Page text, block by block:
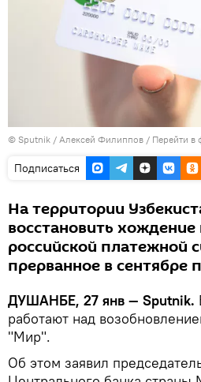
© Sputnik / Алексей Филиппов / Перейти в
Подписаться
На территории
восстановить
российской платежной
прерванное в сентябре
ДУШАНБЕ, 27 янв — Sputnik.
работают над
"Мир".
Об этом заявил